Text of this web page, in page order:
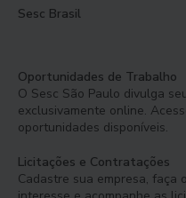
Sesc Brasil
Oportunidades de Trabalho
O Sesc São Paulo divulga
exclusivamente online.
oportunidades disponíveis.
Licitações e Contratações
Cadastre sua empresa, faça